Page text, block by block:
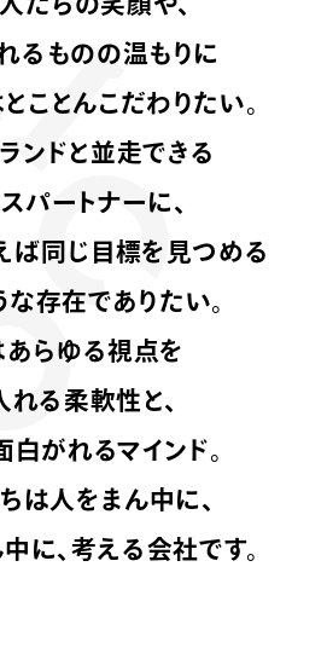
るものの温もりに
ことんこだわりたい。
ンドと並走できる
パートナーに、
ば同じ目標を見つめる
な存在でありたい。
らゆる視点を
れる柔軟性と、
白がれるマインド。
は人をまん中に、
に、考える会社です。